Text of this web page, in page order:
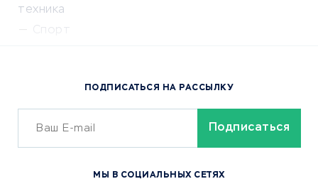
техника
Спорт
Сервисы доставки
ОБУЧЕНИЕ И РАБОТА
ПОДПИСАТЬСЯ НА РАССЫЛКУ
МЫ В СОЦИАЛЬНЫХ СЕТЯХ